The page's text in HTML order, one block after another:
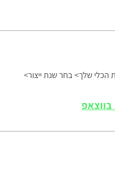
הכלי שלך> בחר שנת ייצור>
בווצאפ